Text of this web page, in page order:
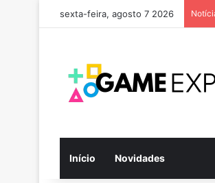
sexta-feira, agosto 7 2026
Início Novidades